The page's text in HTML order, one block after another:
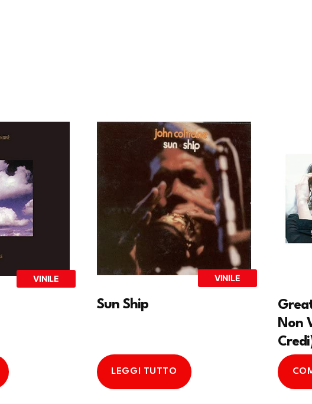
VINILE VINILE
Sun Ship
LEGGI TUTTO
Non